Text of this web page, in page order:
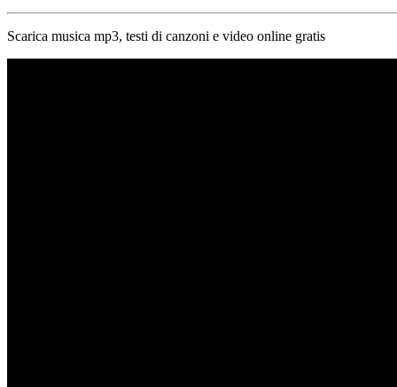
Scarica musica mp3, testi di canzoni e video online gratis